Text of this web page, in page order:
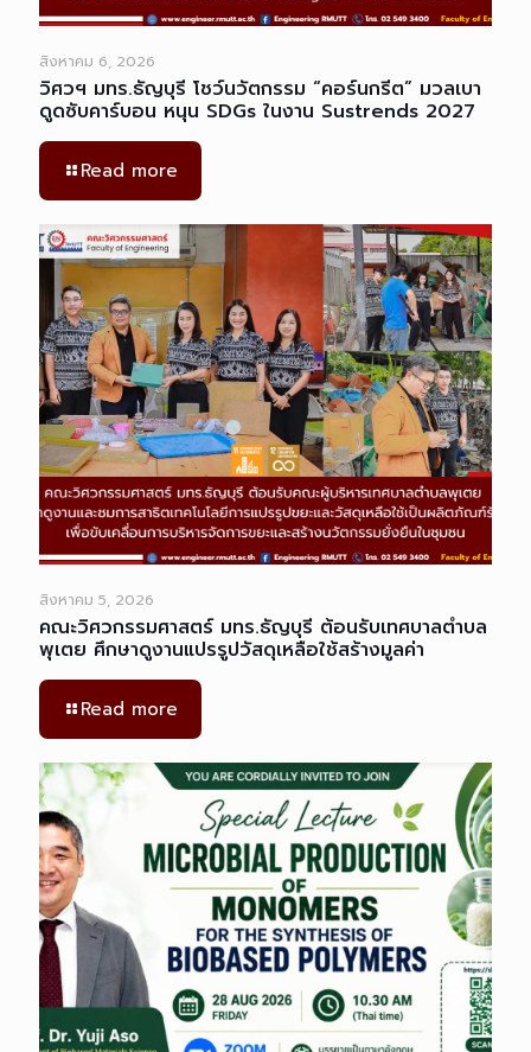
สิงหาคม 6, 2026
วิศวฯ มทร.ธัญบุรี โชว์นวัตกรรม “คอร์นกรีต” มวลเบา
ดูดซับคาร์บอน หนุน SDGs ในงาน Sustrends 2027
Read more
สิงหาคม 5, 2026
คณะวิศวกรรมศาสตร์ มทร.ธัญบุรี ต้อนรับเทศบาลตำบล
พุเตย ศึกษาดูงานแปรรูปวัสดุเหลือใช้สร้างมูลค่า
Read more